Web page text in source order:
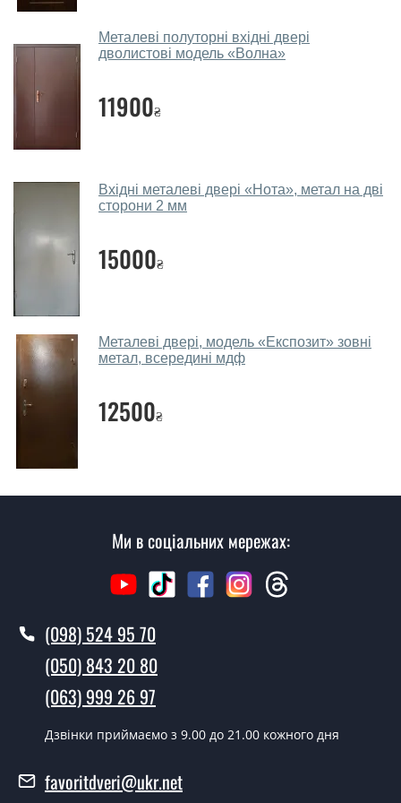
Які двері вхідні порадите?
параметрів, бюджету та інших факторів. Підбір
вхідних дверей проводиться індивідуально для
кожного відвідувача.
Так, робимо. Наші фахівці можуть зробити замір та
собою каталоги кольорів та візерунків. Після виміру та
консультації Ви можете оформити заявку, не
Виклик замірника-консультанта коштує 450 грн.
Ви робите установку вхідних дверей?
Вартість встановлення дверей Брама - від 1600 грн.
Як швидко можете встановити двері
Брама?
У той самий день протягом кількох годин, за умови
Чи можна на сьогодні викликати
замірника?
Так можна.
У вас є в наявності готові двері
вхідні?
Металеві полуторні вхідні двері
дволистові модель «Волна»
11900₴
Вхідні металеві двері «Нота», метал на дві
сторони 2 мм
15000₴
Металеві двері, модель «Експозит» зовні
метал, всередині мдф
12500₴
Ми в соціальних мережах:
(098) 524 95 70
(050) 843 20 80
(063) 999 26 97
Дзвінки приймаємо з 9.00 до 21.00 кожного дня
favoritdveri@ukr.net